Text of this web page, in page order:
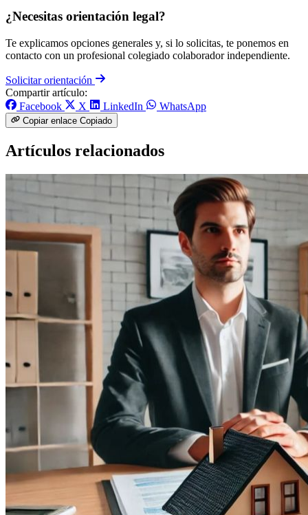
¿Necesitas orientación legal?
Te explicamos opciones generales y, si lo solicitas, te ponemos en
contacto con un profesional colegiado colaborador independiente.
Solicitar orientación
Compartir artículo:
Facebook
X LinkedIn WhatsApp
Copiar enlace Copiado
Artículos relacionados